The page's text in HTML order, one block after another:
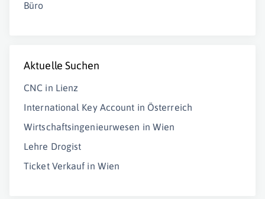
Büro
Aktuelle Suchen
CNC in Lienz
International Key Account in Österreich
Wirtschaftsingenieurwesen in Wien
Lehre Drogist
Ticket Verkauf in Wien